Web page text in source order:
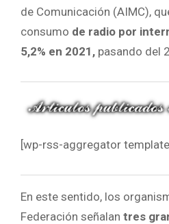
de Comunicación (AIMC),
consumo de radio por
5,2% en 2021, pasando del
[wp-rss-aggregator
En este sentido, los
Federación señalan tres